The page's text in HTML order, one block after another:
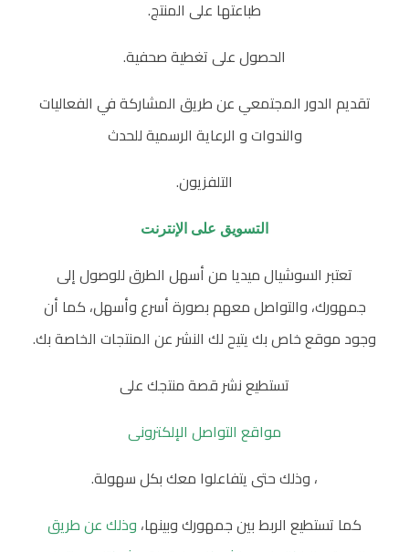
طباعتها على المنتج.
الحصول على تغطية صحفية.
تقديم الدور المجتمعي عن طريق المشاركة في الفعاليات
والندوات و الرعاية الرسمية للحدث
التلفزيون.
التسويق على الإنترنت
تعتبر السوشيال ميديا من أسهل الطرق للوصول إلى
جمهورك، والتواصل معهم بصورة أسرع وأسهل، كما أن
وجود موقع خاص بك يتيح لك النشر عن المنتجات الخاصة بك.
تستطيع نشر قصة منتجك على
مواقع التواصل الإلكترونى
، وذلك حتى يتفاعلوا معك بكل سهولة.
كما تستطيع الربط بين جمهورك وبينها، وذلك عن طريق